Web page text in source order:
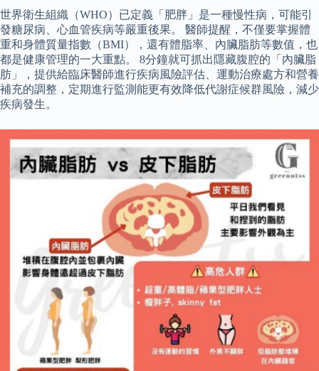
世界衛生組織（WHO）已定義「肥胖」是一種慢性病，可能引
發糖尿病、心血管疾病等嚴重後果。 醫師提醒，不僅要掌握體
重和身體質量指數（BMI），還有體脂率、內臟脂肪等數值，也
都是健康管理的一大重點。 8分鐘就可抓出隱藏腹腔的「內臟脂
肪」，提供給臨床醫師進行疾病風險評估、運動治療處方和營養
補充的調整，定期進行監測能更有效降低代謝症候群風險，減少
疾病發生。